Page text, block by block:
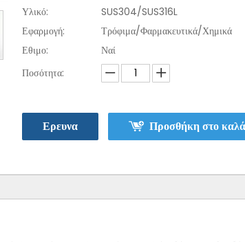
Υλικό:
SUS304/SUS316L
Εφαρμογή:
Τρόφιμα/Φαρμακευτικά/Χημικά
Εθιμο:
Ναί
Ποσότητα:
Ερευνα Προσθήκη στο